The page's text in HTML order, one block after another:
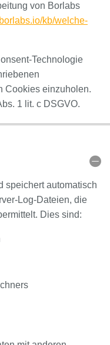
von Borlabs
kb/welche-
Technologie
Cookies einzuholen.
1 lit. c DSGVO.
speichert automatisch
Log-Dateien, die
Dies sind: